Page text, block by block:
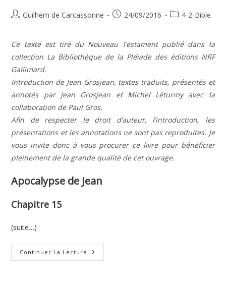
Auteur/autrice
publication :
Guilhem de Carcassonne
Publication
24/09/2016
Post4-2-Bible
Ce texte est tiré du Nouveau Testament publié dans la
collection La Bibliothèque de la Pléiade des éditions NRF
Gallimard.
Introduction de Jean Grosjean, textes traduits, présentés et
annotés par Jean Grosjean et Michel Léturmy avec la
collaboration de Paul Gros.
Afin de respecter le droit d’auteur, l’introduction, les
présentations et les annotations ne sont pas reproduites. Je
vous invite donc à vous procurer ce livre pour bénéficier
pleinement de la grande qualité de cet ouvrage.
Apocalypse de Jean
Chapitre 15
(suite…)
Continuer La Lecture Apocalypse
De